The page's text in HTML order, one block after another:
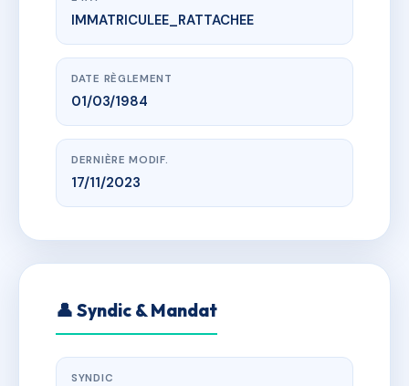
www.vme.plus/AE2100212
SDC POLE 2 MAUBUISSON
POLE 2 MAUBUISSON CARCANS
IMMATRICULEE_RATTACHEE
DATE RÈGLEMENT
01/03/1984
DERNIÈRE MODIF.
17/11/2023
👤 Syndic & Mandat
SYNDIC